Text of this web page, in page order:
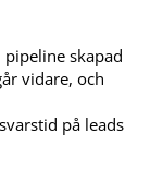
skapad
vidare, och
på leads